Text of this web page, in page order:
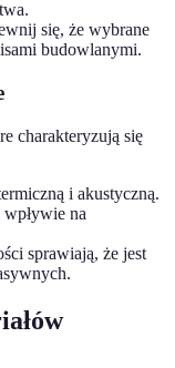
się, że wybrane
budowlanymi.
charakteryzują się
i akustyczną.
na
sprawiają, że jest